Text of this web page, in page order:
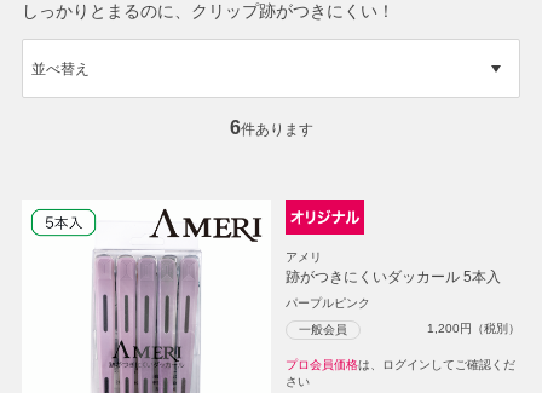
しっかりとまるのに、クリップ跡がつきにくい！
並べ替え
6件あります
アメリ
跡がつきにくいダッカール 5本入
パープルピンク
一般会員 1,200円（税別）
プロ会員価格は、ログインしてご確認くだ
さい